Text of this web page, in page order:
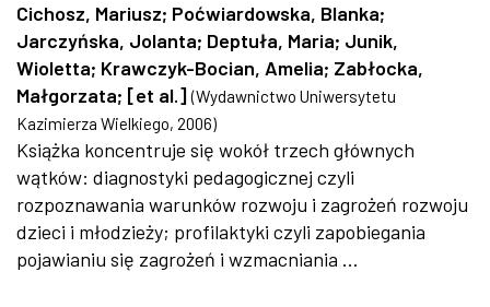
Cichosz, Mariusz; Poćwiardowska, Blanka;
Jarczyńska, Jolanta; Deptuła, Maria; Junik,
Wioletta; Krawczyk-Bocian, Amelia; Zabłocka,
Małgorzata; [et al.] (Wydawnictwo Uniwersytetu
Kazimierza Wielkiego, 2006)
Książka koncentruje się wokół trzech głównych
wątków: diagnostyki pedagogicznej czyli
rozpoznawania warunków rozwoju i zagrożeń rozwoju
dzieci i młodzieży; profilaktyki czyli zapobiegania
pojawianiu się zagrożeń i wzmacniania ...